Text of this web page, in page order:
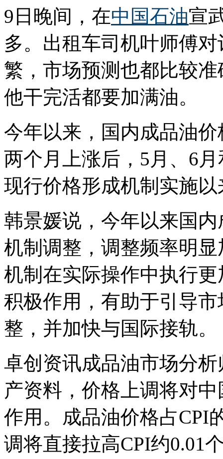
9日晚间，在中国石油宣
多。出租车司机叶师傅
繁，市场预测也都比较
他干完活都要加满油。
今年以来，国内成品油
两个月上涨后，5月、6
现行价格形成机制实施
韩景媛说，今年以来国
机制调整，调整频率明
机制在实际操作中执行
积极作用，有助于引导
整，并加快与国际接轨。
卓创资讯成品油市场分
产资料，价格上调将对
作用。成品油价格占CPI
调将直接拉高CPI约0.01